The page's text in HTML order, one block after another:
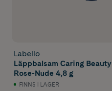
Labello
Läppbalsam Caring Beauty
Rose-Nude 4,8 g
FINNS I LAGER